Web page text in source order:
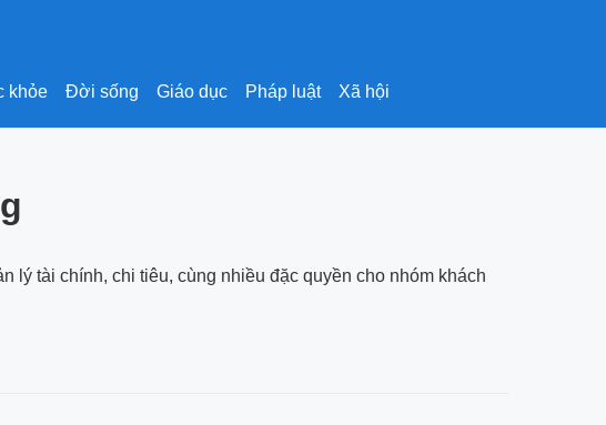
khỏe Đời sống Giáo dục Pháp luật Xã hội
lý tài chính, chi tiêu, cùng nhiều đặc quyền cho nhóm khách